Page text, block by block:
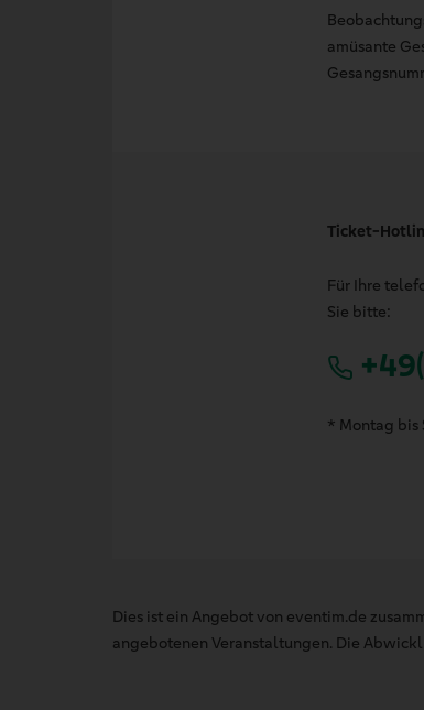
amüsante
Ticket-
Für Ihre
Sie bitte:
* Montag bis
Dies ist ein Angebot von eventim.de
angebotenen Veranstaltungen. Die